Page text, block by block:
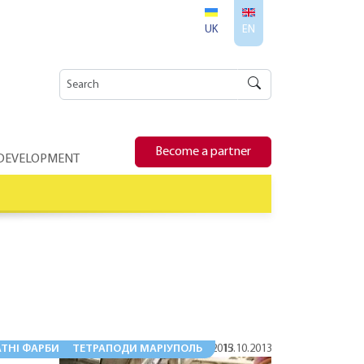
UK EN
Become a partner
ФАРБИ LUXPRO7 І LUXPRO3 24.11.2013
ТЕТРАПОДИ МАРІУПОЛЬ 15.10.2013